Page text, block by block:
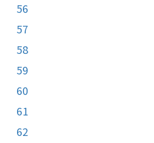
56
57
58
59
60
61
62